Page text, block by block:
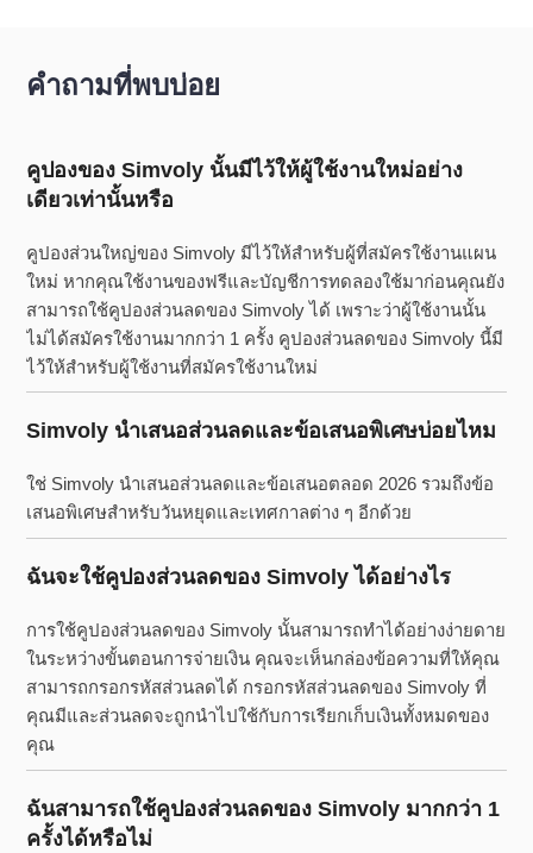
คำถามที่พบบ่อย
คูปองของ Simvoly นั้นมีไว้ให้ผู้ใช้งานใหม่อย่าง
เดียวเท่านั้นหรือ
คูปองส่วนใหญ่ของ Simvoly มีไว้ให้สำหรับผู้ที่สมัครใช้งานแผน
ใหม่ หากคุณใช้งานของฟรีและบัญชีการทดลองใช้มาก่อนคุณยัง
สามารถใช้คูปองส่วนลดของ Simvoly ได้ เพราะว่าผู้ใช้งานนั้น
ไม่ได้สมัครใช้งานมากกว่า 1 ครั้ง คูปองส่วนลดของ Simvoly นี้มี
ไว้ให้สำหรับผู้ใช้งานที่สมัครใช้งานใหม่
Simvoly นำเสนอส่วนลดและข้อเสนอพิเศษบ่อยไหม
ใช่ Simvoly นำเสนอส่วนลดและข้อเสนอตลอด 2026 รวมถึงข้อ
เสนอพิเศษสำหรับวันหยุดและเทศกาลต่าง ๆ อีกด้วย
ฉันจะใช้คูปองส่วนลดของ Simvoly ได้อย่างไร
การใช้คูปองส่วนลดของ Simvoly นั้นสามารถทำได้อย่างง่ายดาย
ในระหว่างขั้นตอนการจ่ายเงิน คุณจะเห็นกล่องข้อความที่ให้คุณ
สามารถกรอกรหัสส่วนลดได้ กรอกรหัสส่วนลดของ Simvoly ที่
คุณมีและส่วนลดจะถูกนำไปใช้กับการเรียกเก็บเงินทั้งหมดของ
คุณ
ฉันสามารถใช้คูปองส่วนลดของ Simvoly มากกว่า 1
ครั้งได้หรือไม่